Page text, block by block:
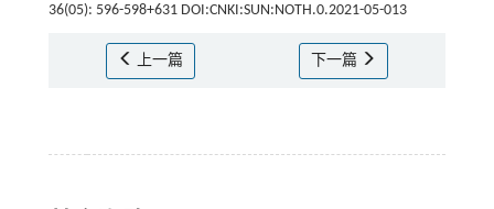
36(05): 596-598+631 DOI:CNKI:SUN:NOTH.0.2021-05-013
上一篇 下一篇